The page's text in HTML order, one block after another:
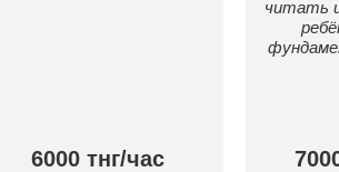
6000 тнг/час
читать